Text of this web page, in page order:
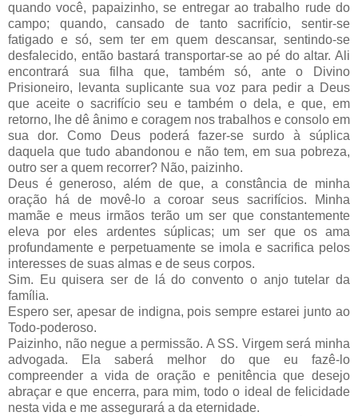
quando você, papaizinho, se entregar ao trabalho rude do
campo; quando, cansado de tanto sacrifício, sentir-se
fatigado e só, sem ter em quem descansar, sentindo-se
desfalecido, então bastará transportar-se ao pé do altar. Ali
encontrará sua filha que, também só, ante o Divino
Prisioneiro, levanta suplicante sua voz para pedir a Deus
que aceite o sacrifício seu e também o dela, e que, em
retorno, lhe dê ânimo e coragem nos trabalhos e consolo em
sua dor. Como Deus poderá fazer-se surdo à súplica
daquela que tudo abandonou e não tem, em sua pobreza,
outro ser a quem recorrer? Não, paizinho.
Deus é generoso, além de que, a constância de minha
oração há de movê-lo a coroar seus sacrifícios. Minha
mamãe e meus irmãos terão um ser que constantemente
eleva por eles ardentes súplicas; um ser que os ama
profundamente e perpetuamente se imola e sacrifica pelos
interesses de suas almas e de seus corpos.
Sim. Eu quisera ser de lá do convento o anjo tutelar da
família.
Espero ser, apesar de indigna, pois sempre estarei junto ao
Todo­-poderoso.
Paizinho, não negue a permissão. A SS. Virgem será minha
advogada. Ela saberá melhor do que eu fazê-lo
compreender a vida de oração e penitência que desejo
abraçar e que encerra, para mim, todo o ideal de felicidade
nesta vida e me assegurará a da eternidade.